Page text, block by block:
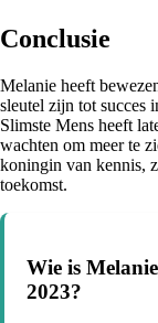
Conclusie
Melanie heeft
sleutel zijn tot succes
Slimste Mens heeft
wachten om meer te
koningin van kennis,
toekomst.
Wie is
2023?